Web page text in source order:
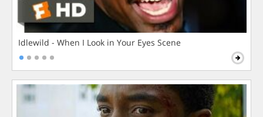
Idlewild - When I Look in Your Eyes Scene